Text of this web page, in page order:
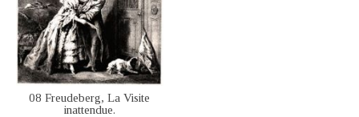
08 Freudeberg, La Visite
inattendue.